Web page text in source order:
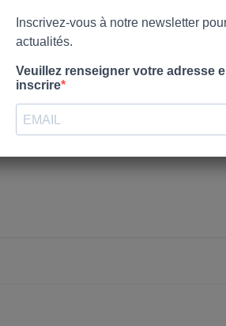
Créer une nouvelle liste
Annuler